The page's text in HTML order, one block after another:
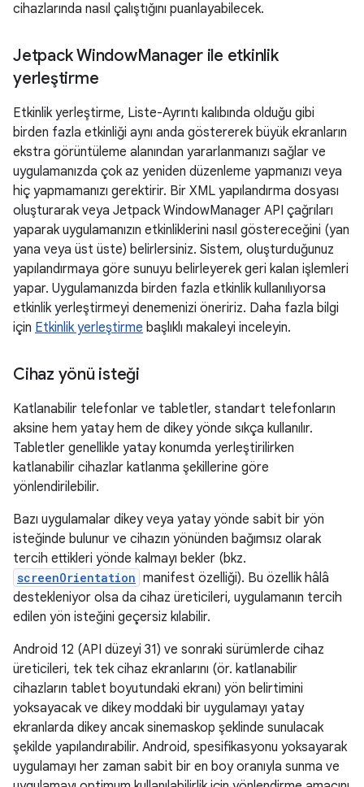
cihazlarında nasıl çalıştığını puanlayabilecek.
Jetpack WindowManager ile etkinlik
yerleştirme
Etkinlik yerleştirme, Liste-Ayrıntı kalıbında olduğu gibi
birden fazla etkinliği aynı anda göstererek büyük ekranların
ekstra görüntüleme alanından yararlanmanızı sağlar ve
uygulamanızda çok az yeniden düzenleme yapmanızı veya
hiç yapmamanızı gerektirir. Bir XML yapılandırma dosyası
oluşturarak veya Jetpack WindowManager API çağrıları
yaparak uygulamanızın etkinliklerini nasıl göstereceğini (yan
yana veya üst üste) belirlersiniz. Sistem, oluşturduğunuz
yapılandırmaya göre sunuyu belirleyerek geri kalan işlemleri
yapar. Uygulamanızda birden fazla etkinlik kullanılıyorsa
etkinlik yerleştirmeyi denemenizi öneririz. Daha fazla bilgi
için Etkinlik yerleştirme başlıklı makaleyi inceleyin.
Cihaz yönü isteği
Katlanabilir telefonlar ve tabletler, standart telefonların
aksine hem yatay hem de dikey yönde sıkça kullanılır.
Tabletler genellikle yatay konumda yerleştirilirken
katlanabilir cihazlar katlanma şekillerine göre
yönlendirilebilir.
Bazı uygulamalar dikey veya yatay yönde sabit bir yön
isteğinde bulunur ve cihazın yönünden bağımsız olarak
tercih ettikleri yönde kalmayı bekler (bkz.
screenOrientation manifest özelliği). Bu özellik hâlâ
destekleniyor olsa da cihaz üreticileri, uygulamanın tercih
edilen yön isteğini geçersiz kılabilir.
Android 12 (API düzeyi 31) ve sonraki sürümlerde cihaz
üreticileri, tek tek cihaz ekranlarını (ör. katlanabilir
cihazların tablet boyutundaki ekranı) yön belirtimini
yoksayacak ve dikey moddaki bir uygulamayı yatay
ekranlarda dikey ancak sinemaskop şeklinde sunulacak
şekilde yapılandırabilir. Android, spesifikasyonu yoksayarak
uygulamayı her zaman sabit bir en boy oranıyla sunma ve